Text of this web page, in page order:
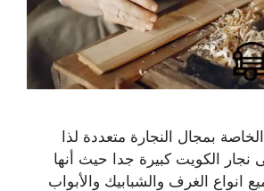
بمجال النجارة متعددة لذا
نجار الكويت كبيرة جدا حيث أنها
الغرف والشبابيك والأبواب